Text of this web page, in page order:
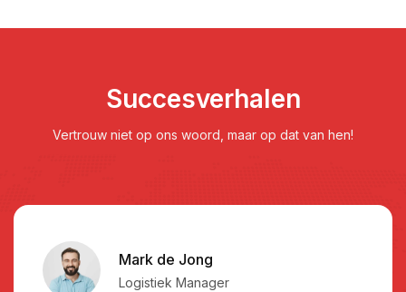
Succesverhalen
Vertrouw niet op ons woord, maar op dat van hen!
Mark de Jong
Logistiek Manager